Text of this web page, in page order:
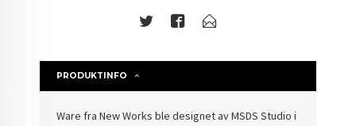
PRODUKTINFO
Ware fra New Works ble designet av MSDS Studio i